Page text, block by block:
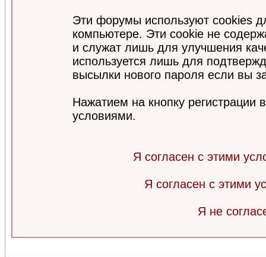
Эти форумы используют cookies
компьютере. Эти cookie не
и служат лишь для улучшения
используется лишь для
высылки нового пароля если вы
Нажатием на кнопку регистрации
условиями.
Я согласен с этими
Я согласен с этими
Я не